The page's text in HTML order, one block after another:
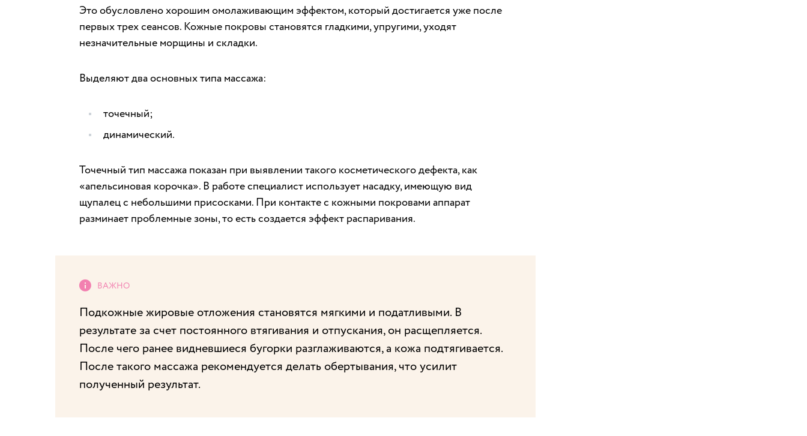
Это обусловлено хорошим омолаживающим эффектом, который достигается уже после
первых трех сеансов. Кожные покровы становятся гладкими, упругими, уходят
незначительные морщины и складки.
Выделяют два основных типа массажа:
точечный;
динамический.
Точечный тип массажа показан при выявлении такого косметического дефекта, как
«апельсиновая корочка». В работе специалист использует насадку, имеющую вид
щупалец с небольшими присосками. При контакте с кожными покровами аппарат
разминает проблемные зоны, то есть создается эффект распаривания.
Подкожные жировые отложения становятся мягкими и податливыми. В
результате за счет постоянного втягивания и отпускания, он расщепляется.
После чего ранее видневшиеся бугорки разглаживаются, а кожа подтягивается.
После такого массажа рекомендуется делать обертывания, что усилит
полученный результат.